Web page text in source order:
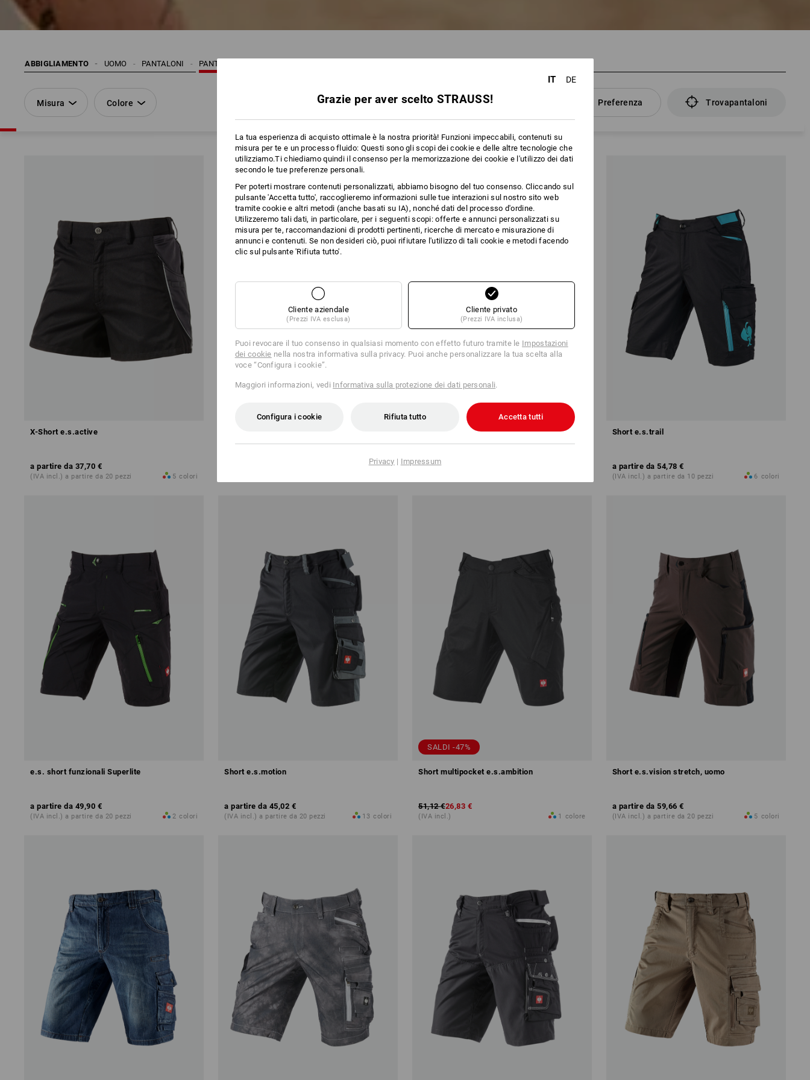
ABBIGLIAMENTO PANTALONCINI | PANTALONI A 3/4
PANTALONI
UOMO
Misura Colore 42 Articoli Preferenza Trovapantaloni
X-Short e.s.active
a partire da 37,70 €
(IVA incl.) a partire da 20 pezzi 5 colori
SALDI -49%
Short funzionali e.s.trail
60,88 €
Short e.s.trail
a partire da 54,78 €
(IVA incl.) a partire da 10 pezzi 6 colori
e.s. short funzionali Superlite
a partire da 49,90 €
(IVA incl.) a partire da 20 pezzi 2 colori
Short e.s.motion
a partire da 45,02 €
(IVA incl.) a partire da 20 pezzi 13 colori
SALDI -47%
Short multipocket e.s.ambition
51,12 €26,83 €
(IVA incl.) 1 colore
Short e.s.vision stretch, uomo
a partire da 59,66 €
(IVA incl.) a partire da 20 pezzi 5 colori
IT DE
Grazie per aver scelto STRAUSS!
La tua esperienza di acquisto ottimale è la nostra priorità! Funzioni impeccabili, contenuti su
misura per te e un processo fluido: Questi sono gli scopi dei cookie e delle altre tecnologie che
utilizziamo.Ti chiediamo quindi il consenso per la memorizzazione dei cookie e l'utilizzo dei dati
secondo le tue preferenze personali.
Per poterti mostrare contenuti personalizzati, abbiamo bisogno del tuo consenso. Cliccando sul
pulsante 'Accetta tutto', raccoglieremo informazioni sulle tue interazioni sul nostro sito web
tramite cookie e altri metodi (anche basati su IA), nonché dati del processo d'ordine.
Utilizzeremo tali dati, in particolare, per i seguenti scopi: offerte e annunci personalizzati su
misura per te, raccomandazioni di prodotti pertinenti, ricerche di mercato e misurazione di
annunci e contenuti. Se non desideri ciò, puoi rifiutare l'utilizzo di tali cookie e metodi facendo
clic sul pulsante 'Rifiuta tutto'.
Cliente aziendale
(Prezzi IVA esclusa)
Cliente privato
(Prezzi IVA inclusa)
Puoi revocare il tuo consenso in qualsiasi momento con effetto futuro tramite le Impostazioni
dei cookie nella nostra informativa sulla privacy. Puoi anche personalizzare la tua scelta alla
voce “Configura i cookie”.
Maggiori informazioni, vedi Informativa sulla protezione dei dati personali.
Configura i cookie Rifiuta tutto Accetta tutti
Privacy | Impressum